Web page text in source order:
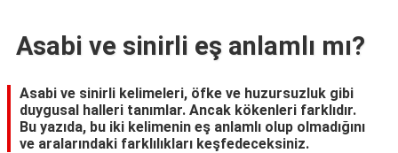
Asabi ve sinirli eş anlamlı mı?
Asabi ve sinirli kelimeleri, öfke ve huzursuzluk gibi
duygusal halleri tanımlar. Ancak kökenleri farklıdır.
Bu yazıda, bu iki kelimenin eş anlamlı olup olmadığını
ve aralarındaki farklılıkları keşfedeceksiniz.